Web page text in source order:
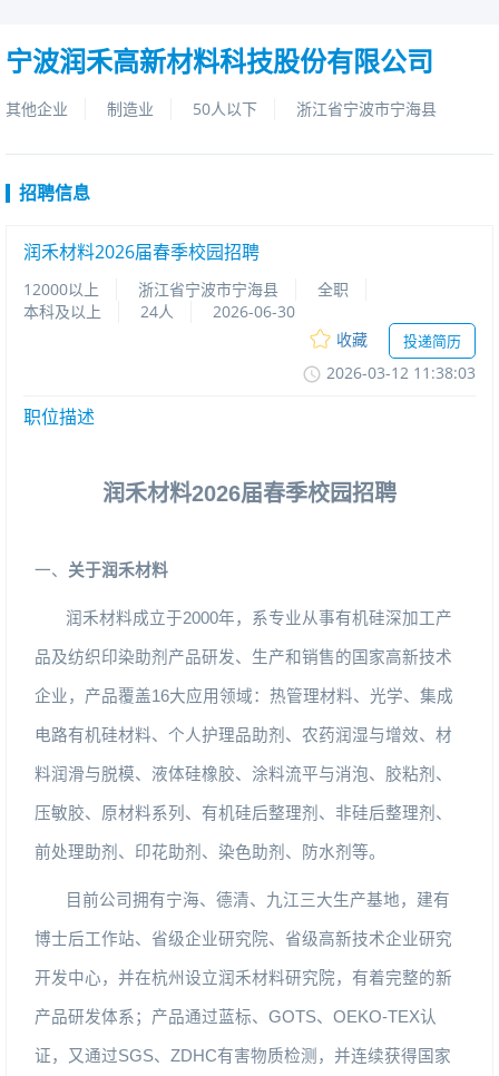
宁波润禾高新材料科技股份有限公司
其他企业 制造业 50人以下 浙江省宁波市宁海县
招聘信息
润禾材料2026届春季校园招聘
12000以上 浙江省宁波市宁海县
全职
本科及以上
24人
2026-06-30
收藏
投递简历
2026-03-1211:38:03
职位描述
润禾材料2026届春季校园招聘
一、 关于润禾材料
润禾材料成立于2000年，系专业从事有机硅深加工产
品及纺织印染助剂产品研发、生产和销售的国家高新技术
企业，产品覆盖16大应用领域：热管理材料、光学、集成
电路有机硅材料、个人护理品助剂、农药润湿与增效、材
料润滑与脱模、液体硅橡胶、涂料流平与消泡、胶粘剂、
压敏胶、原材料系列、有机硅后整理剂、非硅后整理剂、
前处理助剂、印花助剂、染色助剂、防水剂等。
目前公司拥有宁海、德清、九江三大生产基地，建有
博士后工作站、省级企业研究院、省级高新技术企业研究
开发中心，并在杭州设立润禾材料研究院，有着完整的新
产品研发体系；产品通过蓝标、 GOTS、 OEKO-TEX认
证，又通过SGS、 ZDHC有害物质检测，并连续获得国家